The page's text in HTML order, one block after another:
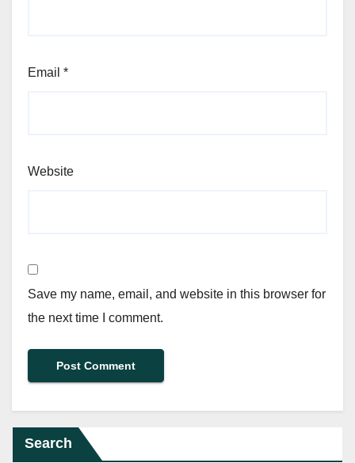
Email *
Website
Save my name, email, and website in this browser for
the next time I comment.
Search